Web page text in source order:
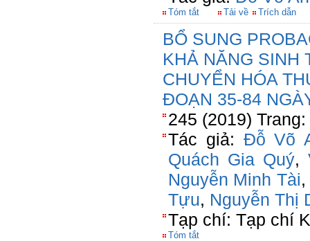
Tóm tắt Tải về Trích dẫn
BỔ SUNG
KHẢ NĂNG SINH
CHUYỂN HÓA
ĐOẠN 35-84
245 (2019)
Tác giả: Đỗ Võ
Quách Gia Quý,
Nguyễn Minh Tài,
Tựu, Nguyễn Thị
Tạp chí: Tạp chí
Tóm tắt